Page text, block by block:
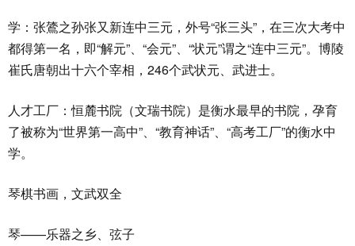
学：张鷟之孙张又新连中三元，外号“张三头”，在三次大考中
都得第一名，即“解元”、“会元”、“状元”谓之“连中三元”。博陵
崔氏唐朝出十六个宰相，246个武状元、武进士。
人才工厂：恒麓书院（文瑞书院）是衡水最早的书院，孕育
了被称为“世界第一高中”、“教育神话”、“高考工厂”的衡水中
学。
琴棋书画，文武双全
琴——乐器之乡、弦子